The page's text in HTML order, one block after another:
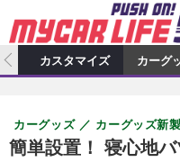
カーオーディオ
プロショップ検索
カスタマイズ特集記事
カーグッズ
カスタマイズ カーグ
簡単設置！ 寝心地
カーグッズ カーグッズ新